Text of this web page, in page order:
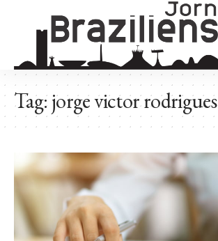
Tag:jorge victor rodrigues